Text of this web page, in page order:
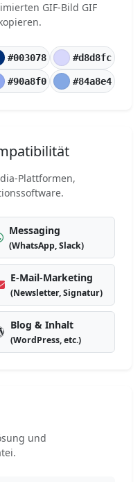
GIF-Bild GIF
#003078 #d8d8fc
#90a8f0 #84a8e4
Plattformen,
Messaging
(WhatsApp, Slack)
E-Mail-Marketing
(Newsletter, Signatur)
Blog & Inhalt
(WordPress, etc.)
und